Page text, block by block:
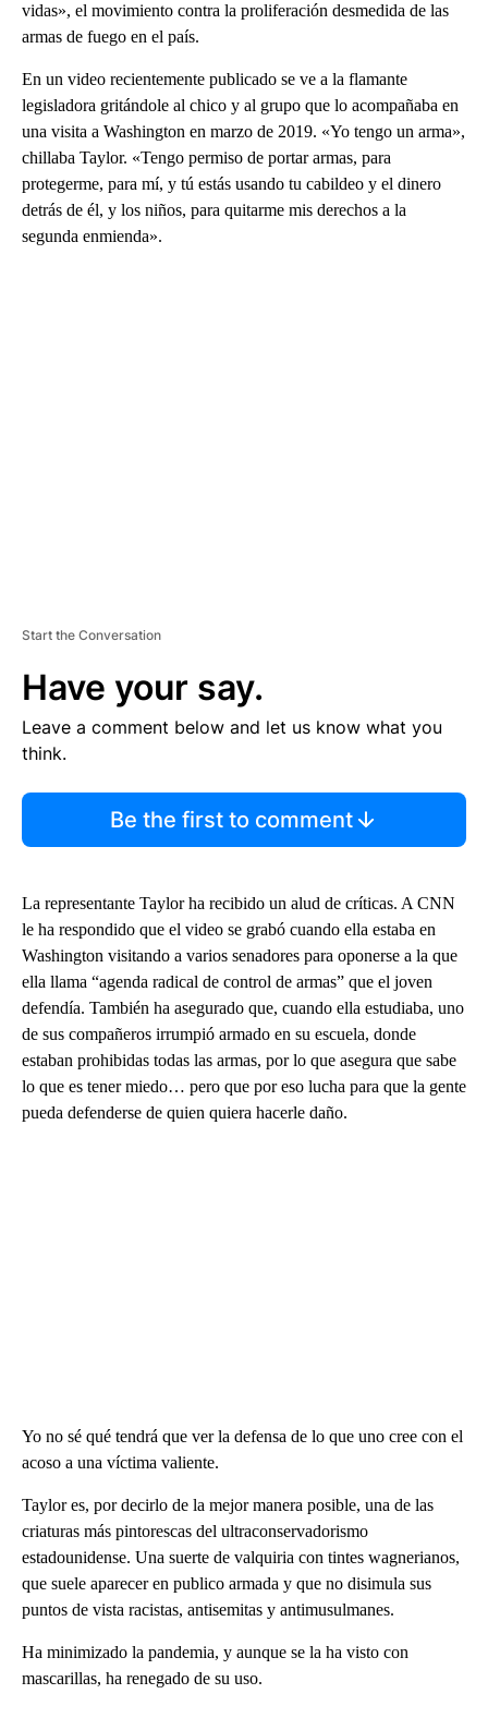
vidas», el movimiento contra la proliferación desmedida de las
armas de fuego en el país.
En un video recientemente publicado se ve a la flamante
legisladora gritándole al chico y al grupo que lo acompañaba en
una visita a Washington en marzo de 2019. «Yo tengo un arma»,
chillaba Taylor. «Tengo permiso de portar armas, para
protegerme, para mí, y tú estás usando tu cabildeo y el dinero
detrás de él, y los niños, para quitarme mis derechos a la
segunda enmienda».
Start the Conversation
Have your say.
Leave a comment below and let us know what you
think.
Be the first to comment
La representante Taylor ha recibido un alud de críticas. A CNN
le ha respondido que el video se grabó cuando ella estaba en
Washington visitando a varios senadores para oponerse a la que
ella llama “agenda radical de control de armas” que el joven
defendía. También ha asegurado que, cuando ella estudiaba, uno
de sus compañeros irrumpió armado en su escuela, donde
estaban prohibidas todas las armas, por lo que asegura que sabe
lo que es tener miedo… pero que por eso lucha para que la gente
pueda defenderse de quien quiera hacerle daño.
Yo no sé qué tendrá que ver la defensa de lo que uno cree con el
acoso a una víctima valiente.
Taylor es, por decirlo de la mejor manera posible, una de las
criaturas más pintorescas del ultraconservadorismo
estadounidense. Una suerte de valquiria con tintes wagnerianos,
que suele aparecer en publico armada y que no disimula sus
puntos de vista racistas, antisemitas y antimusulmanes.
Ha minimizado la pandemia, y aunque se la ha visto con
mascarillas, ha renegado de su uso.